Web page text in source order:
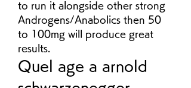
to run it alongside other strong
Androgens/Anabolics then 50
to 100mg will produce great
results.
Quel age a arnold